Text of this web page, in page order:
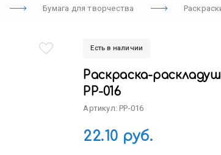
Бумага для творчества
Есть в наличии
Раскраска-
РР-016
Артикул: РР-016
22.10 руб.